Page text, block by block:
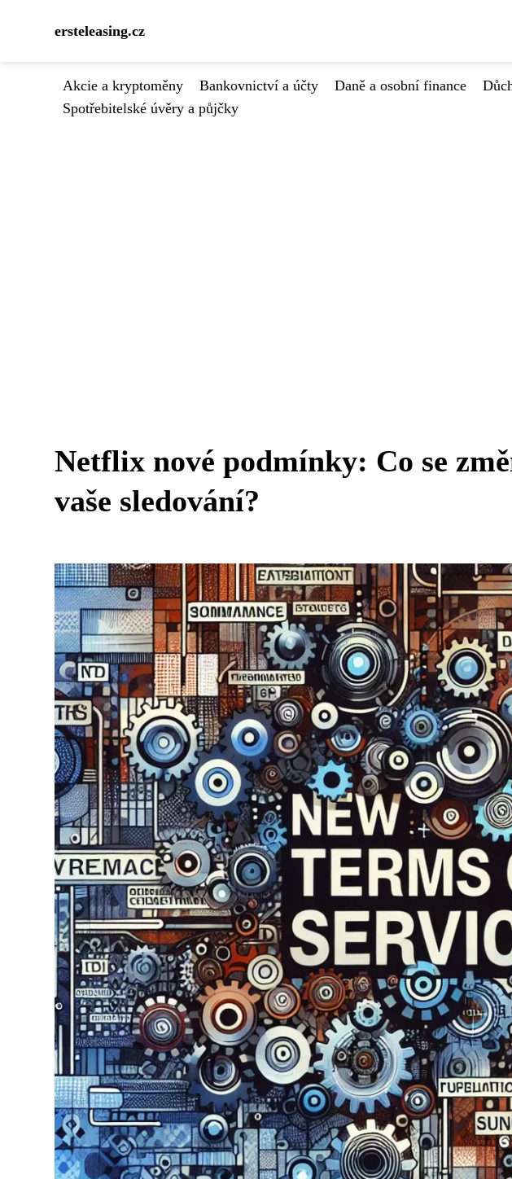
ersteleasing.cz
Akcie a kryptoměny Bankovnictví a účty Daně a osobní finance
Spotřebitelské úvěry a půjčky
Netflix nové podmínky: Co se
vaše sledování?